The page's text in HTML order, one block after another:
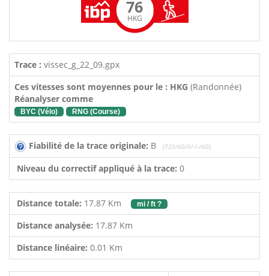
76
HKG
Trace : vissec_g_22_09.gpx
Ces vitesses sont moyennes pour le : HKG (Randonnée)
Réanalyser comme
BYC (Vélo) RNG (Course)
Fiabilité de la trace originale: B (720/60/0/-/-/60)
Niveau du correctif appliqué à la trace: 0
Distance totale: 17.87 Km mi / ft ?
Distance analysée: 17.87 Km
Distance linéaire: 0.01 Km